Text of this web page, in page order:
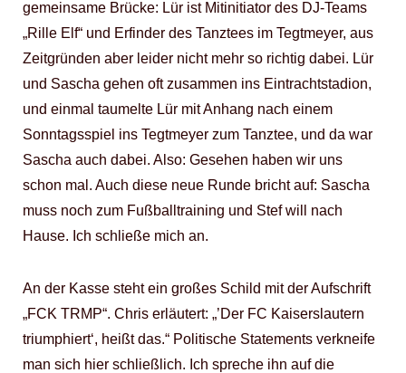
gemeinsame Brücke: Lür ist Mitinitiator des DJ-Teams
„Rille Elf“ und Erfinder des Tanztees im Tegtmeyer, aus
Zeitgründen aber leider nicht mehr so richtig dabei. Lür
und Sascha gehen oft zusammen ins Eintrachtstadion,
und einmal taumelte Lür mit Anhang nach einem
Sonntagsspiel ins Tegtmeyer zum Tanztee, und da war
Sascha auch dabei. Also: Gesehen haben wir uns
schon mal. Auch diese neue Runde bricht auf: Sascha
muss noch zum Fußballtraining und Stef will nach
Hause. Ich schließe mich an.
An der Kasse steht ein großes Schild mit der Aufschrift
„FCK TRMP“. Chris erläutert: „’Der FC Kaiserslautern
triumphiert‘, heißt das.“ Politische Statements verkneife
man sich hier schließlich. Ich spreche ihn auf die